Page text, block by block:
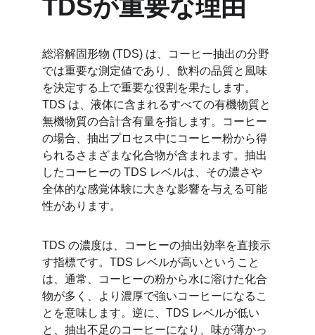
TDSが重要な理由
総溶解固形物 (TDS) は、コーヒー抽出の分野
では重要な測定値であり、飲料の品質と風味
を決定する上で重要な役割を果たします。
TDS は、液体に含まれるすべての有機物質と
無機物質の合計含有量を指します。コーヒー
の場合、抽出プロセス中にコーヒー粉から得
られるさまざまな化合物が含まれます。抽出
したコーヒーの TDS レベルは、その濃さや
全体的な感覚体験に大きな影響を与える可能
性があります。
TDS の濃度は、コーヒーの抽出効率を直接示
す指標です。TDS レベルが高いということ
は、通常、コーヒーの粉から水に溶けた化合
物が多く、より濃厚で強いコーヒーになるこ
とを意味します。逆に、TDS レベルが低い
と、抽出不足のコーヒーになり、味が薄かっ